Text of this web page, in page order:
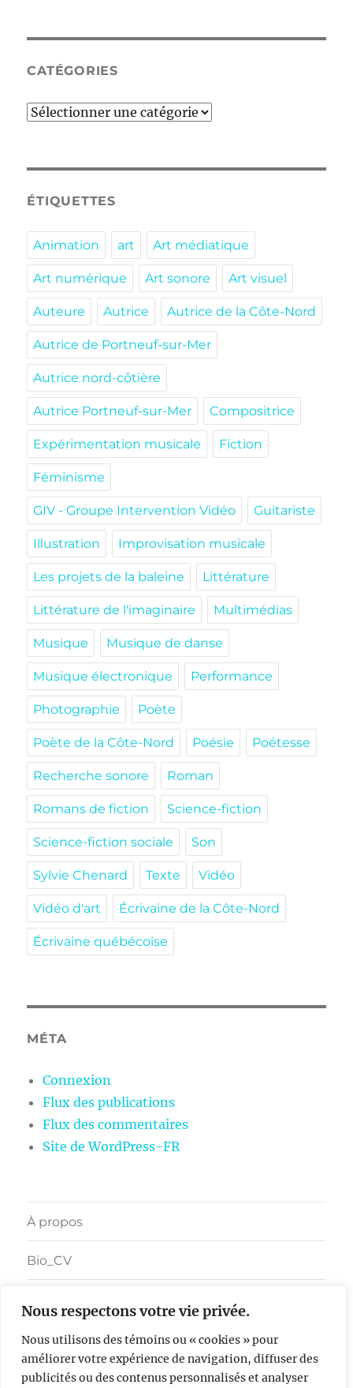
Nous respectons votre vie privée.
Nous utilisons des témoins ou « cookies » pour
améliorer votre expérience de navigation, diffuser des
publicités ou des contenus personnalisés et analyser
CATÉGORIES
Catégories
ÉTIQUETTES
Animation art Art médiatique
Art numérique Art sonore Art visuel
Auteure Autrice Autrice de la Côte-Nord
Autrice de Portneuf-sur-Mer
Autrice nord-côtière
Autrice Portneuf-sur-Mer Compositrice
Expérimentation musicale Fiction
Féminisme
GIV - Groupe Intervention Vidéo Guitariste
Illustration Improvisation musicale
Les projets de la baleine Littérature
Littérature de l'imaginaire Multimédias
Musique Musique de danse
Musique électronique Performance
Photographie Poète
Poète de la Côte-Nord Poésie Poétesse
Recherche sonore Roman
Romans de fiction Science-fiction
Science-fiction sociale Son
Sylvie Chenard Texte Vidéo
Vidéo d'art Écrivaine de la Côte-Nord
Écrivaine québécoise
MÉTA
Connexion
Flux des publications
Flux des commentaires
Site de WordPress-FR
À propos
Bio_CV
FacebookLinkedInBlueskyYoutubeVimeo
Sylvie Chenard Artiste
Fièrement propulsé par
WordPress